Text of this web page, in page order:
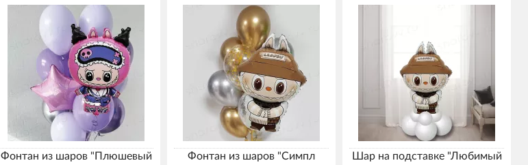
Фонтан из шаров "Плюшевый
Фонтан из шаров "Симпл
Шар на подставке "Любимый